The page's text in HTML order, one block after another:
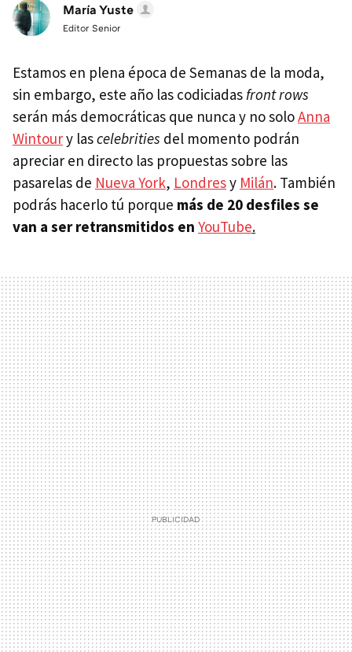
María Yuste
Editor Senior
Estamos en plena época de Semanas de la moda,
sin embargo, este año las codiciadas front rows
serán más democráticas que nunca y no soloAnna
Wintoury lascelebrities del momento podrán
apreciar en directo las propuestas sobre las
pasarelas de Nueva York, Londresy Milán. También
podrás hacerlo tú porque más de 20 desfiles se
van a ser retransmitidos en YouTube.